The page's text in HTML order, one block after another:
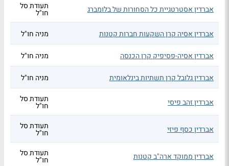
אברדין אסטרטגיית כל הסחורות של בלומברג תעודת סל
חו"ל
אברדין אסיה קרן השקעות חברות קטנות
מניה חו"ל
אברדין אסיה-פסיפיק קרן הכנסה מניה חו"ל
אברדין גלובל קרן תשתיות בינלאומית מניה חו"ל
אברדין זהב פיסי תעודת סל
חו"ל
אברדין כסף פיזי תעודת סל
חו"ל
אברדין ממוקד ארה"ב קטנות תעודת סל
חו"ל